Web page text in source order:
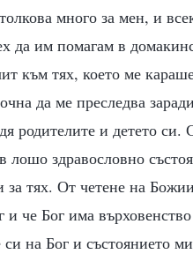
много за мен, и
да им помагам в
към тях, което ме
да ме преследва
родителите и детето си.
лошо здравословно
тях. От четене на
че Бог има
на Бог и състоянието